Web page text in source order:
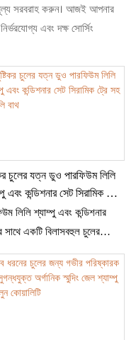
মূল্য সরবরাহ করুন। আজই আপনার
এবং দক্ষ সোর্সিং
চুলের যত্ন ডুও পারফিউম লিলি
এবং কন্ডিশনার সেট সিরামিক ট্রে
বাথ
লিলি শ্যাম্পু এবং কন্ডিশনার
সাথে একটি বিলাসবহুল চুলের
অভিজ্ঞতা উপভোগ করুন। লিলির
পরিপূর্ণ, এই পুষ্টিকর জুটিটি আলতো
করে এবং হাইড্রেট করে,